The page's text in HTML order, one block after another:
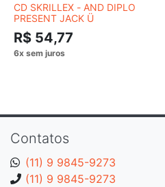
CD SKRILLEX - AND DIPLO
PRESENT JACK Ü
R$ 54,77
Contatos
(11) 9 9845-9273
(11) 9 9845-9273